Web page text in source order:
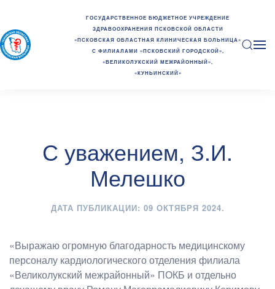
ГОСУДАРСТВЕННОЕ БЮДЖЕТНОЕ УЧРЕЖДЕНИЕ
ЗДРАВООХРАНЕНИЯ ПСКОВСКОЙ ОБЛАСТИ
«ПСКОВСКАЯ ОБЛАСТНАЯ КЛИНИЧЕСКАЯ БОЛЬНИЦА»
С ФИЛИАЛАМИ «ПСКОВСКИЙ ГОРОДСКОЙ»,
«ВЕЛИКОЛУКСКИЙ МЕЖРАЙОННЫЙ»,
«КУНЬИНСКИЙ»
С уважением, З.И.
Мелешко
ДАТА ПУБЛИКАЦИИ: 09 ОКТЯБРЯ 2024.
«Выражаю огромную благодарность медицинскому
персоналу кардиологического отделения филиала
«Великолукский межрайонный» ПОКБ и отдельно